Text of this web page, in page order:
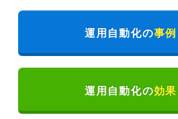
運用自動化の事例
運用自動化の効果